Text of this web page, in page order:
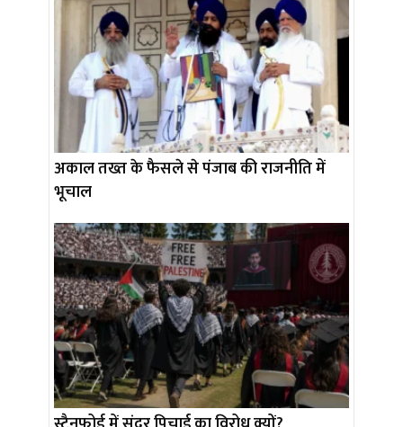
अकाल तख्त के फैसले से पंजाब की राजनीति में
भूचाल